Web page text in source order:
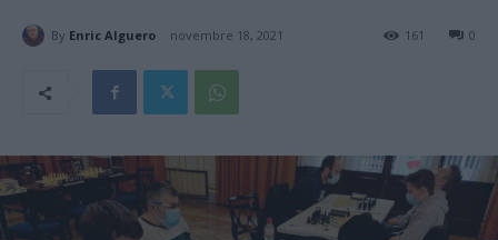
By Enric Alguero novembre 18, 2021 0
161